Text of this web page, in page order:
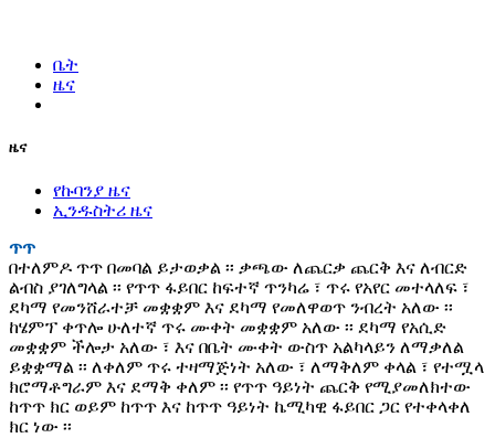
ቤት
ዜና
ዜና
የኩባንያ ዜና
ኢንዱስትሪ ዜና
ጥጥ
በተለምዶ ጥጥ በመባል ይታወቃል ፡፡ ቃጫው ለጨርቃ ጨርቅ እና ለብርድ
ልብስ ያገለግላል ፡፡ የጥጥ ፋይበር ከፍተኛ ጥንካሬ ፣ ጥሩ የአየር መተላለፍ ፣
ደካማ የመንሸራተቻ መቋቋም እና ደካማ የመለዋወጥ ንብረት አለው ፡፡
ከሄምፕ ቀጥሎ ሁለተኛ ጥሩ ሙቀት መቋቋም አለው ፡፡ ደካማ የአሲድ
መቋቋም ችሎታ አለው ፣ እና በቤት ሙቀት ውስጥ አልካላይን ለማቃለል
ይቋቋማል ፡፡ ለቀለም ጥሩ ተዛማጅነት አለው ፣ ለማቅለም ቀላል ፣ የተሟላ
ክሮማቶግራም እና ደማቅ ቀለም ፡፡ የጥጥ ዓይነት ጨርቅ የሚያመለክተው
ከጥጥ ክር ወይም ከጥጥ እና ከጥጥ ዓይነት ኬሚካዊ ፋይበር ጋር የተቀላቀለ
ክር ነው ፡፡